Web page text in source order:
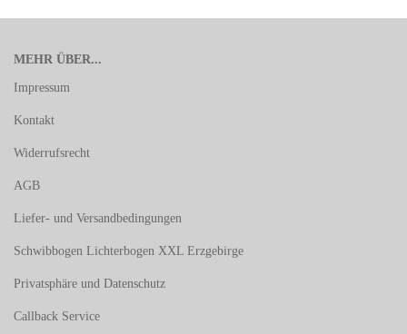
MEHR ÜBER...
Impressum
Kontakt
Widerrufsrecht
AGB
Liefer- und Versandbedingungen
Schwibbogen Lichterbogen XXL Erzgebirge
Privatsphäre und Datenschutz
Callback Service